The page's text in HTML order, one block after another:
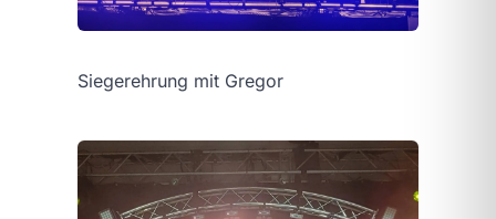
Siegerehrung mit Gregor